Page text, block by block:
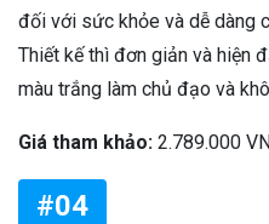
đối với sức khỏe và dễ dàng
Thiết kế thì đơn giản và hiện
màu trắng làm chủ đạo và
Giá tham khảo: 2.789.000
#04